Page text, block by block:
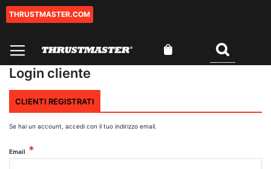
Salta
THRUSTMASTER.COM
Login cliente
CLIENTI REGISTRATI
Se hai un account, accedi con il tuo indirizzo email.
Email